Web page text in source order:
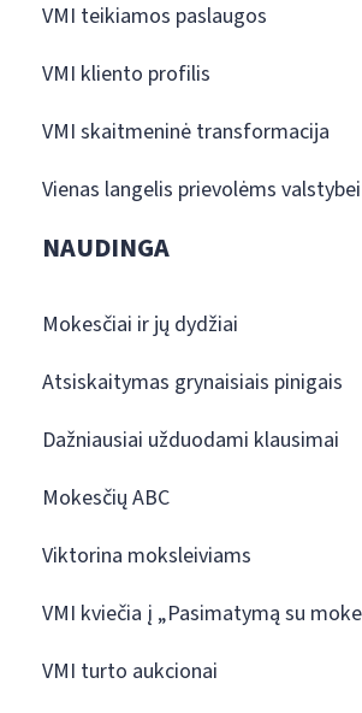
VMI teikiamos paslaugos
VMI kliento profilis
VMI skaitmeninė transformacija
Vienas langelis prievolėms
NAUDINGA
Mokesčiai ir jų dydžiai
Atsiskaitymas grynaisiais pinigais
Dažniausiai užduodami klausimai
Mokesčių ABC
Viktorina moksleiviams
VMI kviečia į „Pasimatymą su
VMI turto aukcionai